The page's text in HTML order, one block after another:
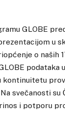
GLOBE
u
o naših
podataka
kontinuitetu
svečanosti su
i potporu